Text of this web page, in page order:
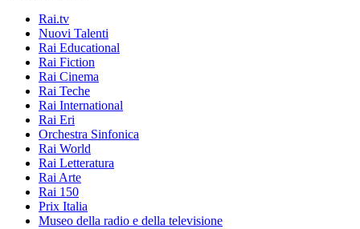
Rai.tv
Nuovi Talenti
Rai Educational
Rai Fiction
Rai Cinema
Rai Teche
Rai International
Rai Eri
Orchestra Sinfonica
Rai World
Rai Letteratura
Rai Arte
Rai 150
Prix Italia
Museo della radio e della televisione